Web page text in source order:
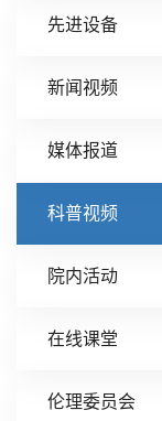
先进设备
新闻视频
媒体报道
科普视频
院内活动
在线课堂
伦理委员会